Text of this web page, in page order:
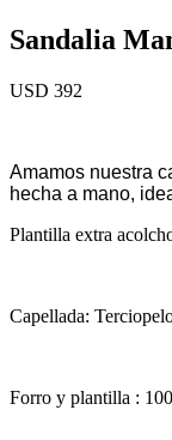
Sandalia
USD 392
Amamos nuestra
hecha a mano,
Plantilla extra
Capellada:
Forro y plantilla :